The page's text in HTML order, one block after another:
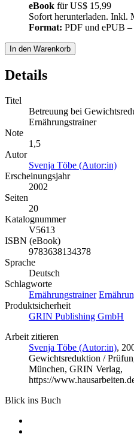
eBook fürUS$ 15,99
Sofort herunterladen. Inkl.
Format: PDF und ePUB –
In den Warenkorb
Details
Titel
Betreuung bei
Ernährungstrainer
Note
1,5
Autor
Svenja Töbe (Autor:in)
Erscheinungsjahr
2002
Seiten
20
Katalognummer
V5613
ISBN (eBook)
9783638134378
Sprache
Deutsch
Schlagworte
Ernährungstrainer
Produktsicherheit
GRIN Publishing GmbH
Arbeit zitieren
Svenja Töbe (Autor:in),
Gewichtsreduktion /
München, GRIN Verlag,
https://
Blick ins Buch